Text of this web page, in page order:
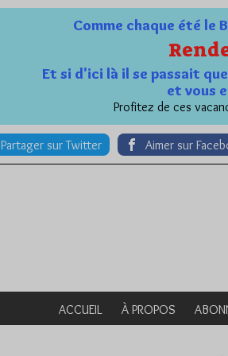
Comme chaque été le
Et si d'ici là il se passait
et vous
Profitez de ces
Partager sur Twitter Aimer sur
ACCUEIL À PROPOS